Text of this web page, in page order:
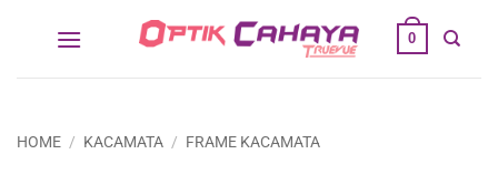
0
HOME / KACAMATA / FRAME KACAMATA